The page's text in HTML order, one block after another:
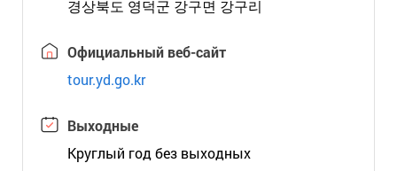
경상북도 영덕군 강구면 강구리
Официальный веб-сайт
tour.yd.go.kr
Выходные
Круглый год без выходных